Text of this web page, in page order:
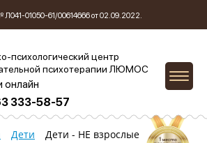
01050-61/00614666 от 02.09.2022.
психологический центр
психотерапии ЛЮМОС
онлайн
333-58-57
Дети Дети - НЕ взрослые